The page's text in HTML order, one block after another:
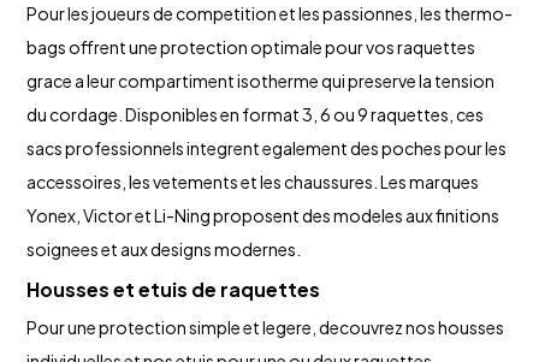
Pour les joueurs de competition et les passionnes, les thermo-
bags offrent une protection optimale pour vos raquettes
grace a leur compartiment isotherme qui preserve la tension
du cordage. Disponibles en format 3, 6 ou 9 raquettes, ces
sacs professionnels integrent egalement des poches pour les
accessoires, les vetements et les chaussures. Les marques
Yonex, Victor et Li-Ning proposent des modeles aux finitions
soignees et aux designs modernes.
Housses et etuis de raquettes
Pour une protection simple et legere, decouvrez nos housses